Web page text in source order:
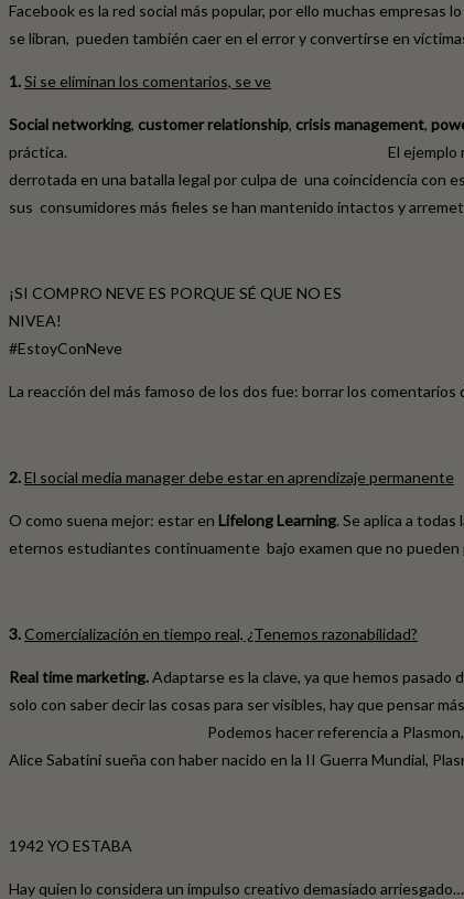
Facebook es la red social más popular, por ello muchas empresas
se libran, pueden también caer en el error y convertirse en
1.Si se eliminan los comentarios, se ve
Social networking, customer relationship, crisis management,
práctica. El ejemplo más claro es el caso de la
derrotada en una batalla legal por culpa de una
sus consumidores más fieles se han mantenido intactos y
¡SI COMPRO NEVE ES PORQUE SÉ QUE NO ES
NIVEA!
#EstoyConNeve
La reacción del más famoso de los dos fue: borrar los
2.El social media manager debe estar en aprendizaje permanente
O como suena mejor: estar en Lifelong Learning. Se aplica a
eternos estudiantes continuamente bajo examen que no pueden
3. Comercialización en tiempo real, ¿Tenemos razonabilidad?
Real time marketing.Adaptarse es la clave, ya que hemos
solo con saber decir las cosas para ser visibles, hay que pensar
Podemos hacer referencia a Plasmon, una marca
Alice Sabatini sueña con haber nacido en la II Guerra Mundial,
1942 YO ESTABA
Hay quien lo considera un impulso creativo demasiado arriesgado…